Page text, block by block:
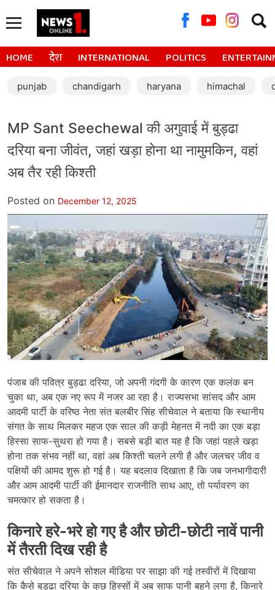
for:
HOME देश INTERNATIONAL POLITICS
punjab chandigarh haryana himachal
MP Sant Seechewal की अगुवाई में बुड्ढा
दरिया बना जीवंत, जहां खड़ा होना था नामुमकिन, वहां
अब तैर रही किश्ती
Posted on December 12, 2025
पंजाब की पवित्र बुड्ढा दरिया, जो अपनी गंदगी के कारण एक कलंक बन
चुका था, अब एक नए रूप में नजर आ रहा है। राज्यसभा सांसद और आम
आदमी पार्टी के वरिष्ठ नेता संत बलबीर सिंह सीचेवाल ने बताया कि स्थानीय
संगत के साथ मिलकर महज एक साल की कड़ी मेहनत में नदी का एक बड़ा
हिस्सा साफ-सुथरा हो गया है। सबसे बड़ी बात यह है कि जहां पहले खड़ा
होना तक संभव नहीं था, वहां अब किश्ती चलने लगी है और जलचर जीव व
पक्षियों की आमद शुरू हो गई है। यह बदलाव दिखाता है कि जब जनभागीदारी
और आम आदमी पार्टी की ईमानदार राजनीति साथ आए, तो पर्यावरण का
चमत्कार हो सकता है।
किनारे हरे-भरे हो गए है और छोटी-छोटी नावें पानी
में तैरती दिख रही है
संत सीचेवाल ने अपने सोशल मीडिया पर साझा की गई तस्वीरों में दिखाया
कि कैसे बुड्ढा दरिया के कुछ हिस्सों में अब साफ पानी बहने लगा है, किनारे